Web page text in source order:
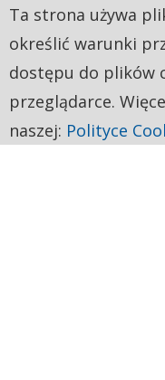
Ta strona używa
określić warunki
dostępu do plików
przeglądarce.
naszej: Polityce